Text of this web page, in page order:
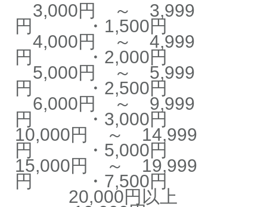
3,000円 ～ 3,999
円 ・1,500円
4,000円 ～ 4,999
円 ・2,000円
5,000円 ～ 5,999
円 ・2,500円
6,000円 ～ 9,999
円 ・3,000円
10,000円 ～ 14,999
円 ・5,000円
15,000円 ～ 19,999
円 ・7,500円
20,000円以上